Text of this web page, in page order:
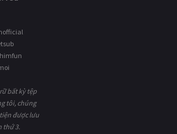
bất kỳ tệp
tôi, chúng
được lưu
thứ 3.